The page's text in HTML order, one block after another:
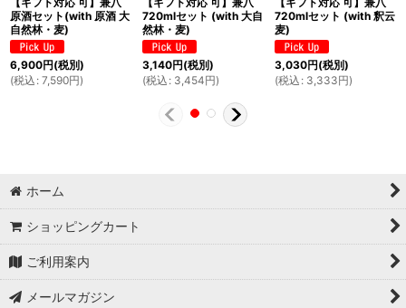
原酒セット(with 原酒 大
自然林・麦)
6,900円(税別)
(税込 : 7,590円)
720mlセット (with 大自
然林・麦)
3,140円(税別)
(税込 : 3,454円)
720mlセット (with 釈云
麦)
3,030円(税別)
(税込 : 3,333円)
ホーム
ショッピングカート
ご利用案内
メールマガジン